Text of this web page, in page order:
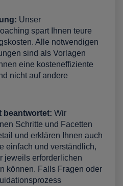
Unser
spart Ihnen teure
Alle notwendigen
sind als Vorlagen
eine kosteneffiziente
nicht auf andere
beantwortet: Wir
Schritte und Facetten
und erklären Ihnen auch
einfach und verständlich,
jeweils erforderlichen
können. Falls Fragen oder